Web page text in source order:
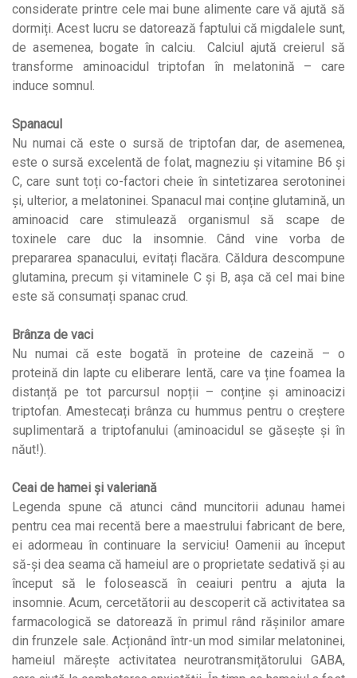
considerate printre cele mai bune alimente care vă ajută să
dormiți. Acest lucru se datorează faptului că migdalele sunt,
de asemenea, bogate în calciu. Calciul ajută creierul să
transforme aminoacidul triptofan în melatonină – care
induce somnul.
Spanacul
Nu numai că este o sursă de triptofan dar, de asemenea,
este o sursă excelentă de folat, magneziu și vitamine B6 și
C, care sunt toți co-factori cheie în sintetizarea serotoninei
și, ulterior, a melatoninei. Spanacul mai conține glutamină, un
aminoacid care stimulează organismul să scape de
toxinele care duc la insomnie. Când vine vorba de
prepararea spanacului, evitați flacăra. Căldura descompune
glutamina, precum și vitaminele C și B, așa că cel mai bine
este să consumați spanac crud.
Brânza de vaci
Nu numai că este bogată în proteine ​​de cazeină – o
proteină din lapte cu eliberare lentă, care va ține foamea la
distanță pe tot parcursul nopții – conține și aminoacizi
triptofan. Amestecați brânza cu hummus pentru o creștere
suplimentară a triptofanului (aminoacidul se găsește și în
năut!).
Ceai de hamei și valeriană
Legenda spune că atunci când muncitorii adunau hamei
pentru cea mai recentă bere a maestrului fabricant de bere,
ei adormeau în continuare la serviciu! Oamenii au început
să-și dea seama că hameiul are o proprietate sedativă și au
început să le folosească în ceaiuri pentru a ajuta la
insomnie. Acum, cercetătorii au descoperit că activitatea sa
farmacologică se datorează în primul rând rășinilor amare
din frunzele sale. Acționând într-un mod similar melatoninei,
hameiul mărește activitatea neurotransmițătorului GABA,